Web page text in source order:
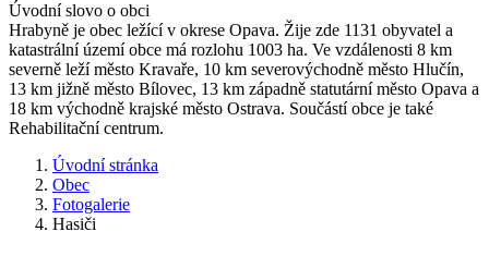
Úvodní slovo o obci
Hrabyně je obec ležící v okrese Opava. Žije zde 1131 obyvatel a
katastrální území obce má rozlohu 1003 ha. Ve vzdálenosti 8 km
severně leží město Kravaře, 10 km severovýchodně město Hlučín,
13 km jižně město Bílovec, 13 km západně statutární město Opava a
18 km východně krajské město Ostrava. Součástí obce je také
Rehabilitační centrum.
Úvodní stránka
Obec
Fotogalerie
Hasiči